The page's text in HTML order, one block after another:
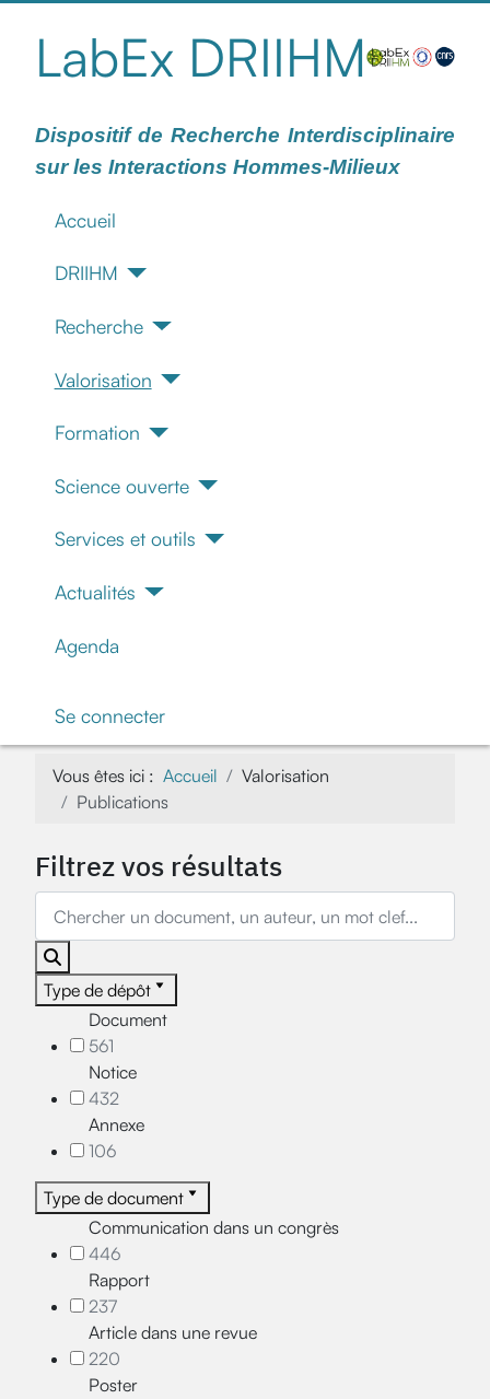
LabEx DRIIHM
Dispositif de Recherche Interdisciplinaire
sur les Interactions Hommes-Milieux
Accueil
DRIIHM
Recherche
Valorisation
Formation
Science ouverte
Services et outils
Actualités
Agenda
Se connecter
Vous êtes ici : Accueil
Valorisation
Publications
Filtrez vos résultats
Type de dépôt
Document
561
Notice
432
Annexe
106
Type de document
Communication dans un congrès
446
Rapport
237
Article dans une revue
220
Poster